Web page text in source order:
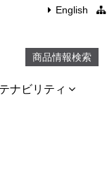
English
商品情報検索
ナビリティ